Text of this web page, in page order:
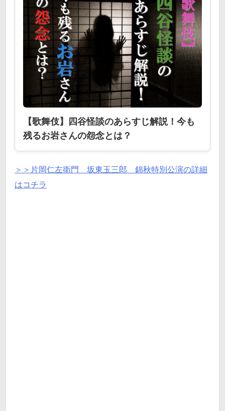
【歌舞伎】四谷怪談のあらすじ解説！今も
残るお岩さんの怨念とは？
＞＞片岡仁左衛門 坂東玉三郎 錦秋特別公演の詳細
はコチラ